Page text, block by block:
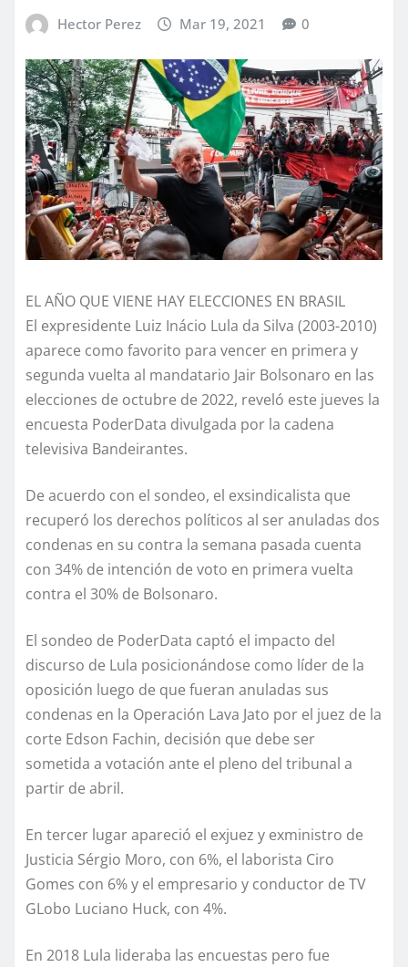
Hector Perez Mar 19, 2021 0
EL AÑO QUE VIENE HAY ELECCIONES EN BRASIL
El expresidente Luiz Inácio Lula da Silva (2003-2010)
aparece como favorito para vencer en primera y
segunda vuelta al mandatario Jair Bolsonaro en las
elecciones de octubre de 2022, reveló este jueves la
encuesta PoderData divulgada por la cadena
televisiva Bandeirantes.
De acuerdo con el sondeo, el exsindicalista que
recuperó los derechos políticos al ser anuladas dos
condenas en su contra la semana pasada cuenta
con 34% de intención de voto en primera vuelta
contra el 30% de Bolsonaro.
El sondeo de PoderData captó el impacto del
discurso de Lula posicionándose como líder de la
oposición luego de que fueran anuladas sus
condenas en la Operación Lava Jato por el juez de la
corte Edson Fachin, decisión que debe ser
sometida a votación ante el pleno del tribunal a
partir de abril.
En tercer lugar apareció el exjuez y exministro de
Justicia Sérgio Moro, con 6%, el laborista Ciro
Gomes con 6% y el empresario y conductor de TV
GLobo Luciano Huck, con 4%.
En 2018 Lula lideraba las encuestas pero fue